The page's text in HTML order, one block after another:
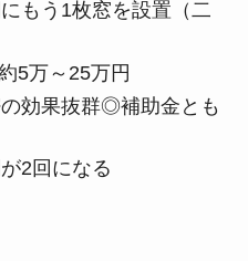
もう1枚窓を設置（二
5万～25万円
の効果抜群◎補助金とも
2回になる